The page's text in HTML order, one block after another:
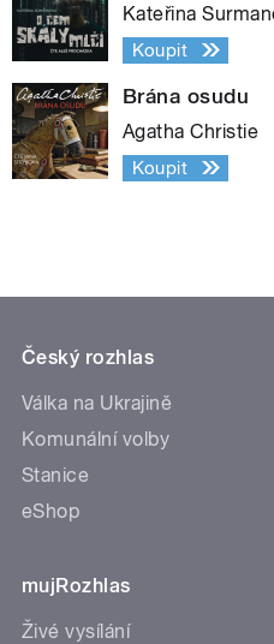
Kateřina
Koupit
Brána osudu
Agatha Christie
Koupit
Český rozhlas
Válka na Ukrajině
Komunální volby
Stanice
eShop
mujRozhlas
Živé vysílání